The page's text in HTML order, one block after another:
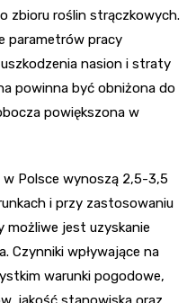
zbioru roślin strączkowych.
parametrów pracy
nasion i straty
powinna być obniżona do
powiększona w
Polsce wynoszą 2,5-3,5
i przy zastosowaniu
jest uzyskanie
Czynniki wpływające na
warunki pogodowe,